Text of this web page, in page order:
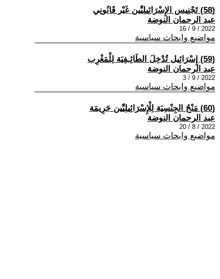
(58) تَجْنِيس الإِسْرَائِيلِيِّين غَيْر قَانُونِي
عبد الرحمان النوضة
2022 / 9 / 16
مواضيع وابحاث سياسية
(59) إِسْرَائِيل تُدْخِلَ الطَائِـفِيَة لِلْمَغْرِب
عبد الرحمان النوضة
2022 / 9 / 3
مواضيع وابحاث سياسية
(60) مَنْحُ الجِنْسِيَة لِلْإِسْرَائِيلِيِّين جَرِيمَة
عبد الرحمان النوضة
2022 / 8 / 20
مواضيع وابحاث سياسية